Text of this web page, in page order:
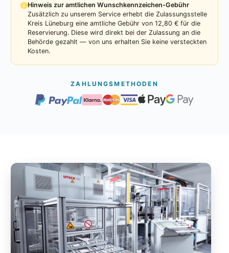
Hinweis zur amtlichen Wunschkennzeichen-Gebühr
Zusätzlich zu unserem Service erhebt die Zulassungsstelle
Kreis Lüneburg eine amtliche Gebühr von 12,80 € für die
Reservierung. Diese wird direkt bei der Zulassung an die
Behörde gezahlt — von uns erhalten Sie keine versteckten
Kosten.
ZAHLUNGSMETHODEN